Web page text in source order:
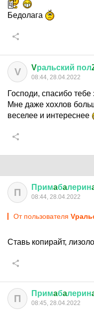
Бедолага
V Vральский пол
08:44, 28.04.2022
Господи, спасибо тебе
Мне даже хохлов
веселее и интереснее
П Примaбaлерин
08:44, 28.04.2022
От пользователя
Ставь копирайт,
П Примaбaлерин
08:45, 28.04.2022